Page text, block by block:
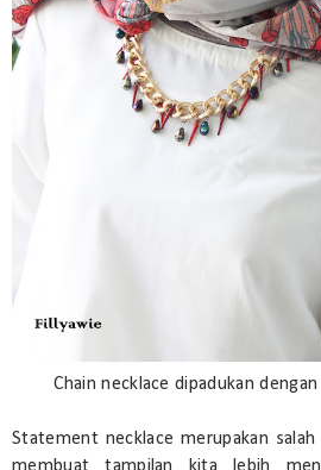
Chain necklace dipadukan
Statement necklace merupakan